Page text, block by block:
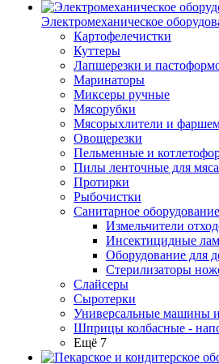
Электромеханическое
Картофелечистки
Куттеры
Лапшерезки и
Маринаторы
Миксеры ручные
Мясорубки
Мясорыхлители и
Овощерезки
Пельменные и
Пилы ленточные для мяса
Протирки
Рыбочистки
Санитарное оборудование
Измельчители
Инсектицидные
Оборудование для
Стерилизаторы
Слайсеры
Сыротерки
Универсальные машины
Шприцы колбасные -
Ещё 7